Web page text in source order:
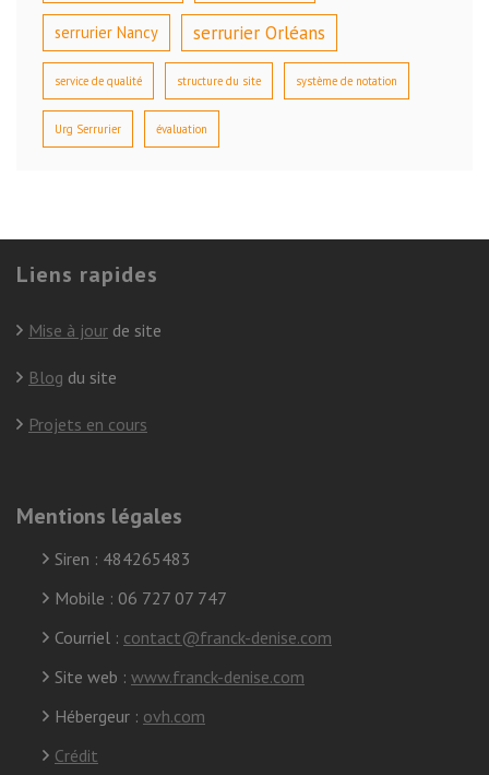
serrurier Nancy serrurier Orléans
service de qualité structure du site système de notation
Urg Serrurier évaluation
Liens rapides
Mise à jour de site
Blog du site
Projets en cours
Mentions légales
Siren : 484265483
Mobile : 06 727 07 747
Courriel : contact@franck-denise.com
Site web : www.franck-denise.com
Hébergeur : ovh.com
Crédit